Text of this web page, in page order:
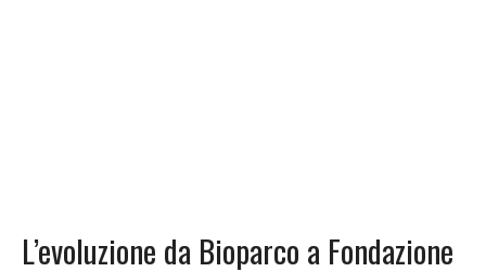
L’evoluzione da Bioparco a Fondazione